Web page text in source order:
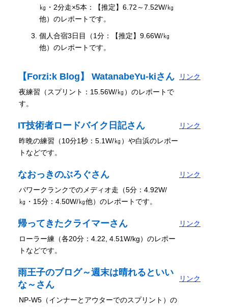
㎏・2分走×5本：【推定】6.72～7.52W/㎏
他）のレポートです。
個人合宿3日目（1分：【推定】9.66W/㎏
他）のレポートです。
【Forzi:k Blog】 WatanabeYu-kiさん
リンク
夜練習（スプリント：15.56W/㎏）のレポートで
す。
IT技術者ロードバイク日記さん
リンク
昨晩の練習（10分1秒：5.1W/㎏）や白浜のレポー
トなどです。
なおっきのぶろぐさん
リンク
パワークランクでのメディオ走（5分：4.92W/
㎏・15分：4.50W/㎏他）のレポートです。
帰ってきたクライマーさん
リンク
ローラー練（各20分：4.22, 4.51W/kg）のレポー
トなどです。
雨王子のブログ～週末は晴れるといい
な～さん
リンク
NP-W5（インナーとアウターでのスプリント）の